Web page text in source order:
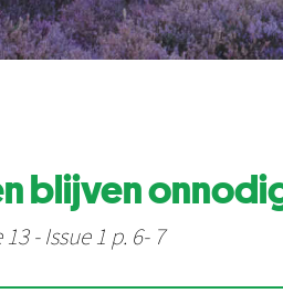
blijven
- Issue 1 p. 6- 7